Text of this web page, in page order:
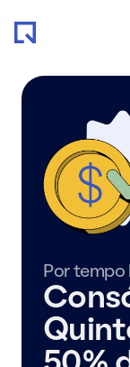
Por tempo